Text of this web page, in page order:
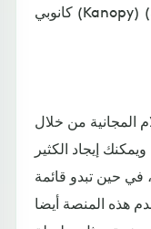
المجانية من خلال
إيجاد الكثير
في حين تبدو قائمة
هذه المنصة أيضا